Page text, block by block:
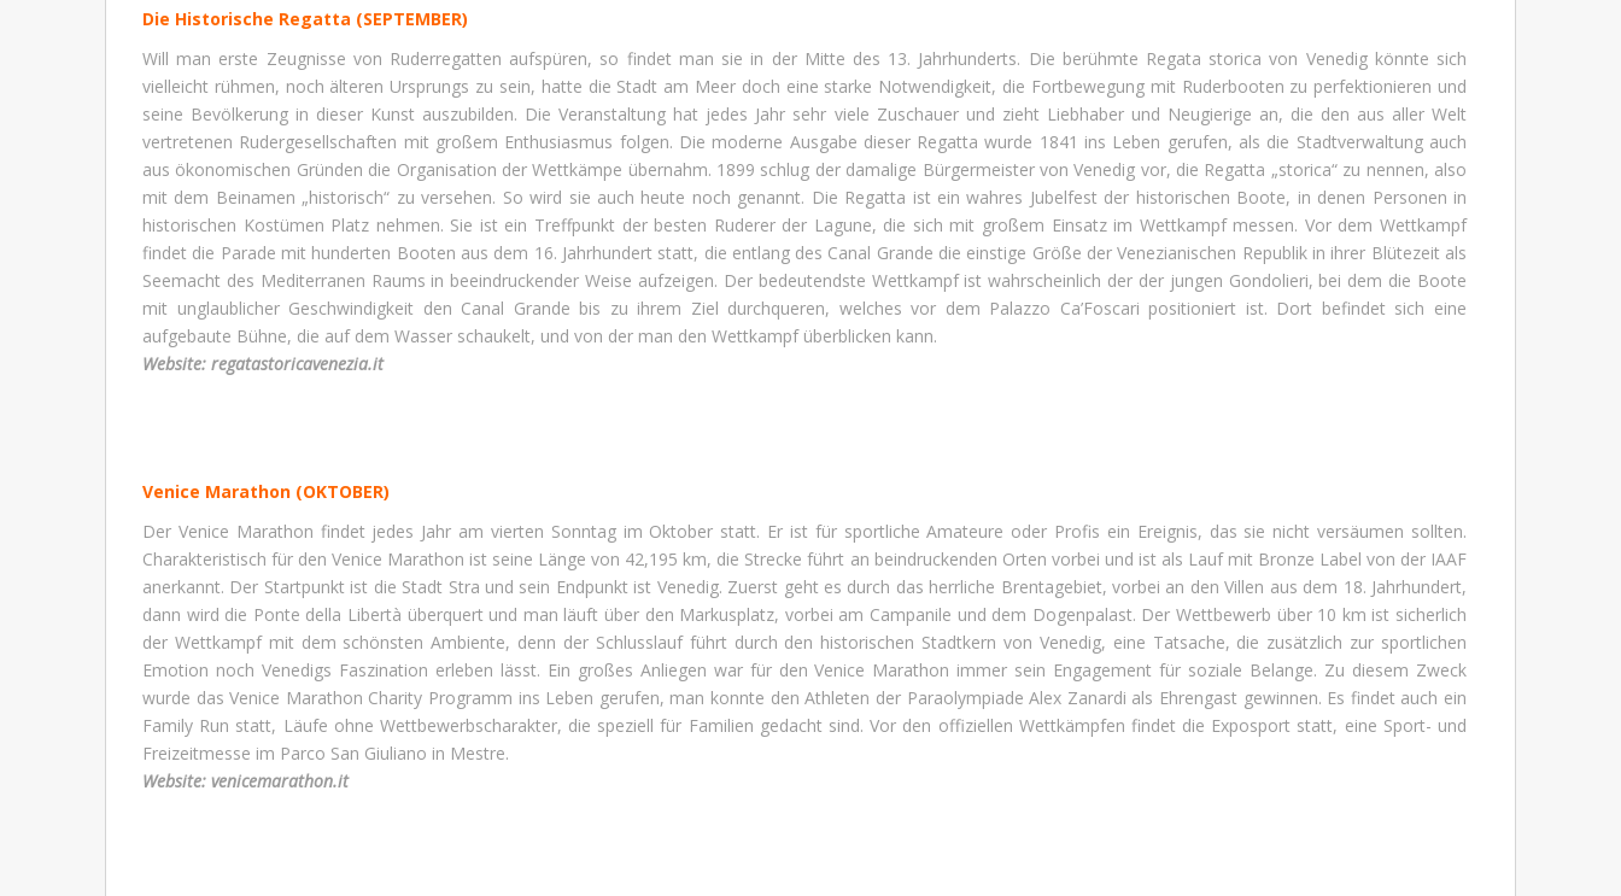
Die Historische Regatta (SEPTEMBER)
Will man erste Zeugnisse von Ruderregatten aufspüren, so findet man sie in der Mitte des 13. Jahrhunderts. Die berühmte Regata storica von Venedig könnte sich
vielleicht rühmen, noch älteren Ursprungs zu sein, hatte die Stadt am Meer doch eine starke Notwendigkeit, die Fortbewegung mit Ruderbooten zu perfektionieren und
seine Bevölkerung in dieser Kunst auszubilden. Die Veranstaltung hat jedes Jahr sehr viele Zuschauer und zieht Liebhaber und Neugierige an, die den aus aller Welt
vertretenen Rudergesellschaften mit großem Enthusiasmus folgen. Die moderne Ausgabe dieser Regatta wurde 1841 ins Leben gerufen, als die Stadtverwaltung auch
aus ökonomischen Gründen die Organisation der Wettkämpe übernahm. 1899 schlug der damalige Bürgermeister von Venedig vor, die Regatta „storica“ zu nennen, also
mit dem Beinamen „historisch“ zu versehen. So wird sie auch heute noch genannt. Die Regatta ist ein wahres Jubelfest der historischen Boote, in denen Personen in
historischen Kostümen Platz nehmen. Sie ist ein Treffpunkt der besten Ruderer der Lagune, die sich mit großem Einsatz im Wettkampf messen. Vor dem Wettkampf
findet die Parade mit hunderten Booten aus dem 16. Jahrhundert statt, die entlang des Canal Grande die einstige Größe der Venezianischen Republik in ihrer Blütezeit als
Seemacht des Mediterranen Raums in beeindruckender Weise aufzeigen. Der bedeutendste Wettkampf ist wahrscheinlich der der jungen Gondolieri, bei dem die Boote
mit unglaublicher Geschwindigkeit den Canal Grande bis zu ihrem Ziel durchqueren, welches vor dem Palazzo Ca’Foscari positioniert ist. Dort befindet sich eine
aufgebaute Bühne, die auf dem Wasser schaukelt, und von der man den Wettkampf überblicken kann.
Website: regatastoricavenezia.it
Venice Marathon (OKTOBER)
Der Venice Marathon findet jedes Jahr am vierten Sonntag im Oktober statt. Er ist für sportliche Amateure oder Profis ein Ereignis, das sie nicht versäumen sollten.
Charakteristisch für den Venice Marathon ist seine Länge von 42,195 km, die Strecke führt an beindruckenden Orten vorbei und ist als Lauf mit Bronze Label von der IAAF
anerkannt. Der Startpunkt ist die Stadt Stra und sein Endpunkt ist Venedig. Zuerst geht es durch das herrliche Brentagebiet, vorbei an den Villen aus dem 18. Jahrhundert,
dann wird die Ponte della Libertà überquert und man läuft über den Markusplatz, vorbei am Campanile und dem Dogenpalast. Der Wettbewerb über 10 km ist sicherlich
der Wettkampf mit dem schönsten Ambiente, denn der Schlusslauf führt durch den historischen Stadtkern von Venedig, eine Tatsache, die zusätzlich zur sportlichen
Emotion noch Venedigs Faszination erleben lässt. Ein großes Anliegen war für den Venice Marathon immer sein Engagement für soziale Belange. Zu diesem Zweck
wurde das Venice Marathon Charity Programm ins Leben gerufen, man konnte den Athleten der Paraolympiade Alex Zanardi als Ehrengast gewinnen. Es findet auch ein
Family Run statt, Läufe ohne Wettbewerbscharakter, die speziell für Familien gedacht sind. Vor den offiziellen Wettkämpfen findet die Exposport statt, eine Sport- und
Freizeitmesse im Parco San Giuliano in Mestre.
Website: venicemarathon.it